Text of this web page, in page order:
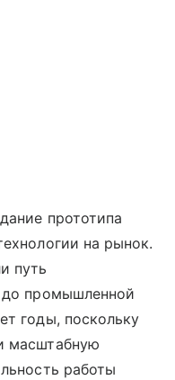
прототипа
на рынок.
путь
до промышленной
годы, поскольку
масштабную
работы